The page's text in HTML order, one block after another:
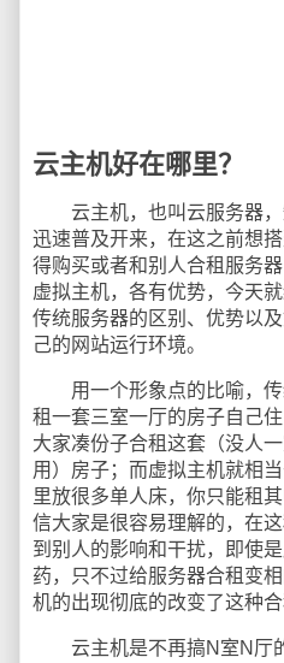
云主机好在哪里？
云主机，也叫云服务器，
迅速普及开来，在这之前想
得购买或者和别人合租服务
虚拟主机，各有优势，今天
传统服务器的区别、优势以
己的网站运行环境。
用一个形象点的比喻，传
租一套三室一厅的房子自己
大家凑份子合租这套（没人
用）房子；而虚拟主机就相
里放很多单人床，你只能租
信大家是很容易理解的，在
到别人的影响和干扰，即使
药，只不过给服务器合租变
机的出现彻底的改变了这种合
云主机是不再搞N室N厅